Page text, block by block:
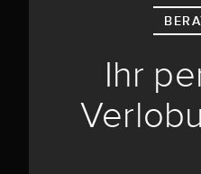
Ihr